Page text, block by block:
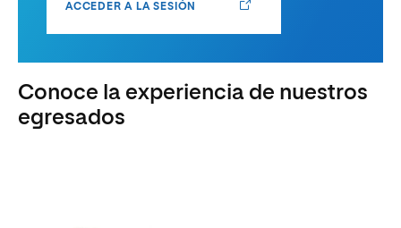
ACCEDER A LA SESIÓN
Conoce la experiencia de nuestros
egresados